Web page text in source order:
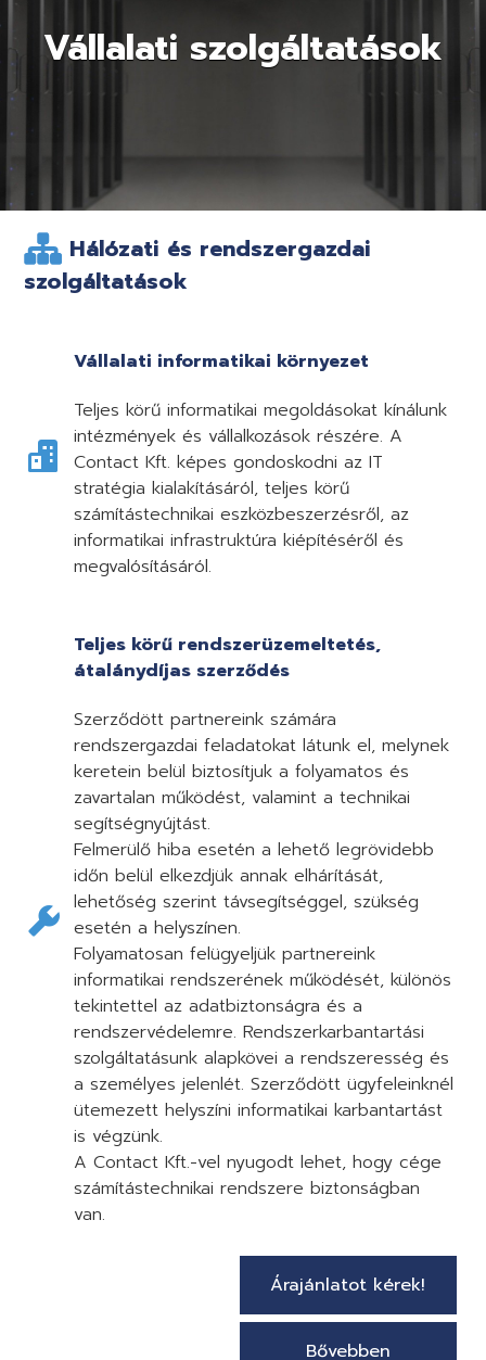
Vállalati szolgáltatások
Hálózati és rendszergazdai
szolgáltatások
Vállalati informatikai környezet
Teljes körű informatikai megoldásokat kínálunk
intézmények és vállalkozások részére. A
Contact Kft. képes gondoskodni az IT
stratégia kialakításáról, teljes körű
számítástechnikai eszközbeszerzésről, az
informatikai infrastruktúra kiépítéséről és
megvalósításáról.
Teljes körű rendszerüzemeltetés,
átalánydíjas szerződés
Szerződött partnereink számára
rendszergazdai feladatokat látunk el, melynek
keretein belül biztosítjuk a folyamatos és
zavartalan működést, valamint a technikai
segítségnyújtást.
Felmerülő hiba esetén a lehető legrövidebb
időn belül elkezdjük annak elhárítását,
lehetőség szerint távsegítséggel, szükség
esetén a helyszínen.
Folyamatosan felügyeljük partnereink
informatikai rendszerének működését, különös
tekintettel az adatbiztonságra és a
rendszervédelemre. Rendszerkarbantartási
szolgáltatásunk alapkövei a rendszeresség és
a személyes jelenlét. Szerződött ügyfeleinknél
ütemezett helyszíni informatikai karbantartást
is végzünk.
A Contact Kft.-vel nyugodt lehet, hogy cége
számítástechnikai rendszere biztonságban
van.
Árajánlatot kérek!
Bővebben